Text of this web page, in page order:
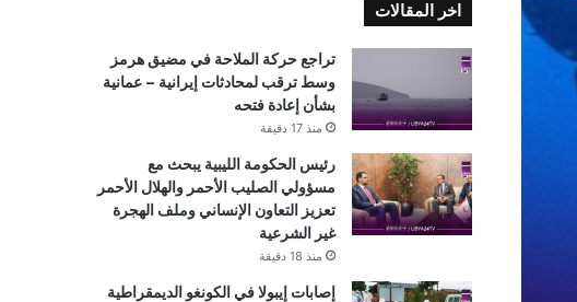
اخر المقالات
تراجع حركة الملاحة في مضيق هرمز
وسط ترقب لمحادثات إيرانية – عمانية
بشأن إعادة فتحه
منذ 17 دقيقة
رئيس الحكومة الليبية يبحث مع
مسؤولي الصليب الأحمر والهلال الأحمر
تعزيز التعاون الإنساني وملف الهجرة
غير الشرعية
منذ 18 دقيقة
إصابات إيبولا في الكونغو الديمقراطية